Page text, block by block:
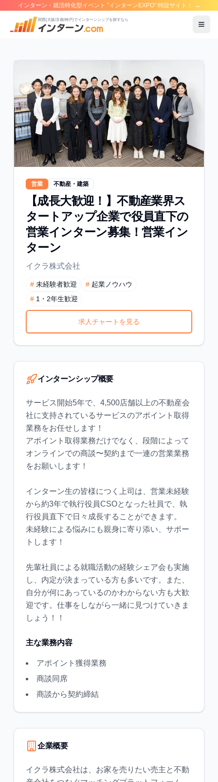
インターン・就活特化型イベント ”インターンEXPO” 特設サイト！ →
関西(大阪/京都/神戸)でインターンシップを探すなら
メニ
営業 不動産・建築
【成長大歓迎！】不動産業界ス
タートアップ企業で役員直下の
営業インターン募集！営業イン
ターン
イクラ株式会社
# 未経験者歓迎 # 起業ノウハウ
# 1・2年生歓迎
求人チャートを見る
インターンシップ概要
サービス開始5年で、4,500店舗以上の不動産会
社に支持されているサービスのアポイント取得
業務をお任せします！
アポイント取得業務だけでなく、段階によって
オンラインでの商談〜契約まで一連の営業業務
をお願いします！
インターン生の皆様につく上司は、営業未経験
から約3年で執行役員CSOとなった社員で、執
行役員直下で日々成長することができます。
未経験による悩みにも親身に寄り添い、サポー
トします！
先輩社員による就職活動の経験シェア会も実施
し、内定が決まっている方も多いです。また、
自分が何にあっているのかわからない方も大歓
迎です。仕事をしながら一緒に見つけていきま
主な業務内容
アポイント獲得業務
商談同席
商談から契約締結
企業概要
イクラ株式会社は、お家を売りたい売主と不動